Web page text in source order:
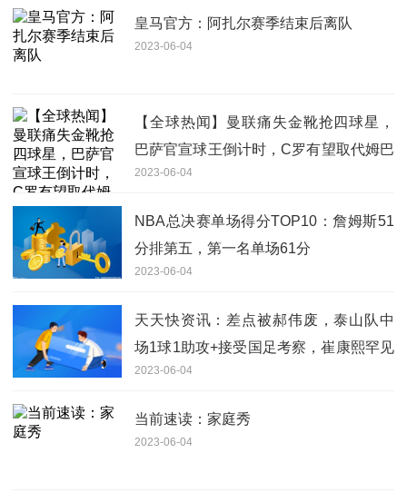
皇马官方：阿扎尔赛季结束后离队
2023-06-04
【全球热闻】曼联痛失金靴抢四球星，
巴萨官宣球王倒计时，C罗有望取代姆巴
佩
2023-06-04
NBA总决赛单场得分TOP10：詹姆斯51
分排第五，第一名单场61分
2023-06-04
天天快资讯：差点被郝伟废，泰山队中
场1球1助攻+接受国足考察，崔康熙罕见
鼓掌
2023-06-04
当前速读：家庭秀
2023-06-04